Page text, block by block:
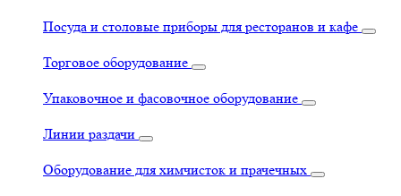
Посуда и столовые приборы для ресторанов и кафе
Торговое оборудование
Упаковочное и фасовочное оборудование
Линии раздачи
Оборудование для химчисток и прачечных